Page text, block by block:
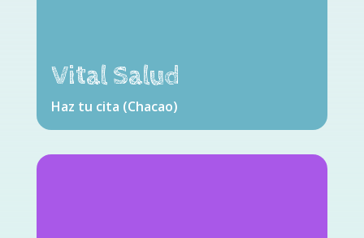
Vital Salud
Haz tu cita (Chacao)